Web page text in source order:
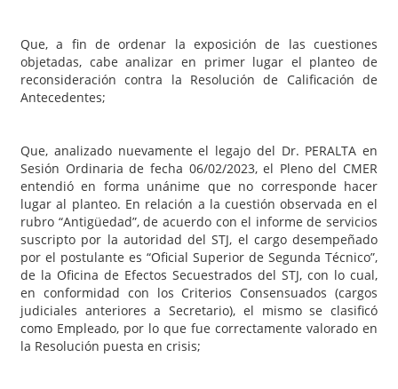
Que, a fin de ordenar la exposición de las cuestiones
objetadas, cabe analizar en primer lugar el planteo de
reconsideración contra la Resolución de Calificación de
Antecedentes;
Que, analizado nuevamente el legajo del Dr. PERALTA en
Sesión Ordinaria de fecha 06/02/2023, el Pleno del CMER
entendió en forma unánime que no corresponde hacer
lugar al planteo. En relación a la cuestión observada en el
rubro “Antigüedad”, de acuerdo con el informe de servicios
suscripto por la autoridad del STJ, el cargo desempeñado
por el postulante es “Oficial Superior de Segunda Técnico”,
de la Oficina de Efectos Secuestrados del STJ, con lo cual,
en conformidad con los Criterios Consensuados (cargos
judiciales anteriores a Secretario), el mismo se clasificó
como Empleado, por lo que fue correctamente valorado en
la Resolución puesta en crisis;